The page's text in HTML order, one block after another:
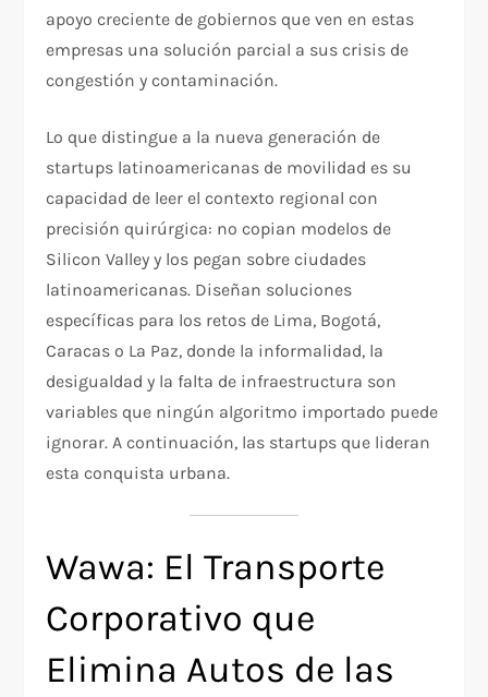
apoyo creciente de gobiernos que ven en estas
empresas una solución parcial a sus crisis de
congestión y contaminación.
Lo que distingue a la nueva generación de
startups latinoamericanas de movilidad es su
capacidad de leer el contexto regional con
precisión quirúrgica: no copian modelos de
Silicon Valley y los pegan sobre ciudades
latinoamericanas. Diseñan soluciones
específicas para los retos de Lima, Bogotá,
Caracas o La Paz, donde la informalidad, la
desigualdad y la falta de infraestructura son
variables que ningún algoritmo importado puede
ignorar. A continuación, las startups que lideran
esta conquista urbana.
Wawa: El Transporte
Corporativo que
Elimina Autos de las